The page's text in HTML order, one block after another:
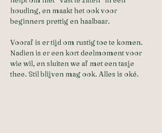
houding, en maakt het ook voor
beginners prettig en haalbaar.
Vooraf is er tijd om rustig toe te komen.
Nadien is er een kort deelmoment voor
wie wil, en sluiten we af met een tasje
thee. Stil blijven mag ook. Alles is oké.